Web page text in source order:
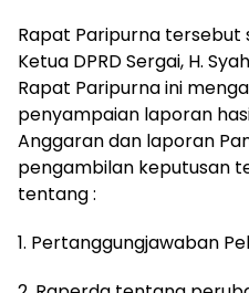
Rapat Paripurna tersebut
Ketua DPRD Sergai, H.
Rapat Paripurna ini
penyampaian laporan
Anggaran dan laporan
pengambilan keputusan
tentang :
1. Pertanggungjawaban